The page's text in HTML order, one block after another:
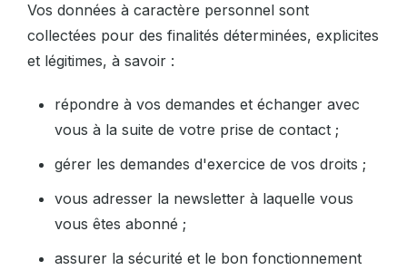
Vos données à caractère personnel sont
collectées pour des finalités déterminées, explicites
et légitimes, à savoir :
répondre à vos demandes et échanger avec
vous à la suite de votre prise de contact ;
gérer les demandes d'exercice de vos droits ;
vous adresser la newsletter à laquelle vous
vous êtes abonné ;
assurer la sécurité et le bon fonctionnement